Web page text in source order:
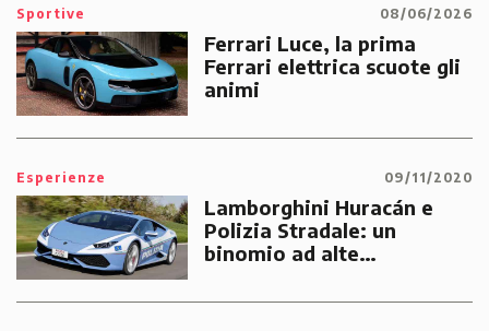
Sportive 08/06/2026
Ferrari Luce, la prima
Ferrari elettrica scuote gli
animi
Esperienze 09/11/2020
Lamborghini Huracán e
Polizia Stradale: un
binomio ad alte
emergenze dei cittadini